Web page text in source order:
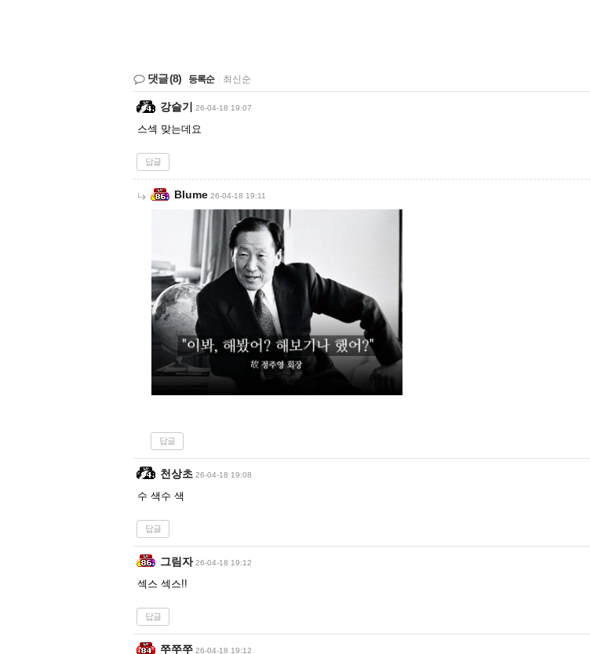
댓글(8) 등록순 최신순
강슬기 26-04-18 19:07
스섹 맞는데요
답글
Blume 26-04-18 19:11
답글
천상초 26-04-18 19:08
수 색수 색
답글
그림자 26-04-18 19:12
섹스 섹스!!
답글
쭈쭈쭈 26-04-18 19:12